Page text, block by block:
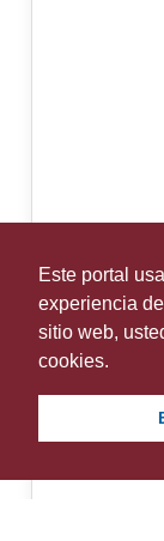
Este portal
experiencia
sitio web,
cookies.